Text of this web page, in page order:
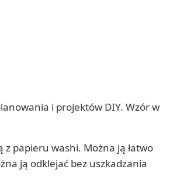
i projektów DIY. Wzór w
papieru washi. Można ją łatwo
ją odklejać bez uszkadzania